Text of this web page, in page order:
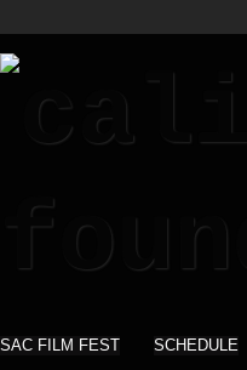
SAC FILM FEST SCHEDULE